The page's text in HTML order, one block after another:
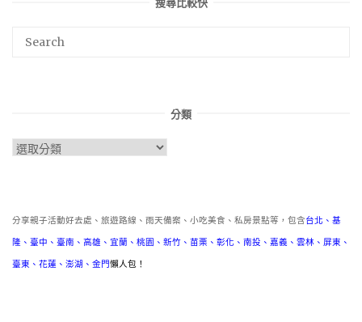
搜尋比較快
分類
分
分享親子活動好去處、旅遊路線、雨天備案、小吃美食、私房景點等，包含台北 、 基
隆 、 臺中 、 臺南 、 高雄 、 宜蘭 、 桃園 、 新竹 、 苗栗 、 彰化 、 南投 、 嘉義 、 雲林 、 屏東 、
臺東 、 花蓮 、 澎湖 、 金門懶人包！